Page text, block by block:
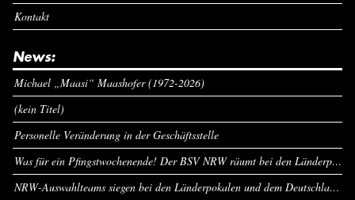
Kontakt
News:
Michael „Maasi“ Maashofer (1972-2026)
(kein Titel)
Personelle Veränderung in der Geschäftsstelle
Was für ein Pfingstwochenende! Der BSV NRW räumt bei den Länderpokalen ab
NRW-Auswahlteams siegen bei den Länderpokalen und dem Deutschlandcup an Pfingsten